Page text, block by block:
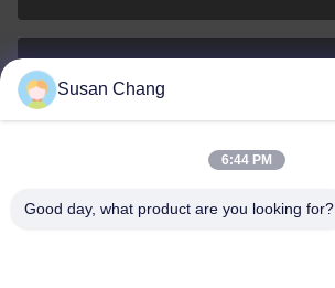
Susan@aeaxa.com
0086-13991372145
Susan Chang
6:44 PM
Good day, what product are you looking for?